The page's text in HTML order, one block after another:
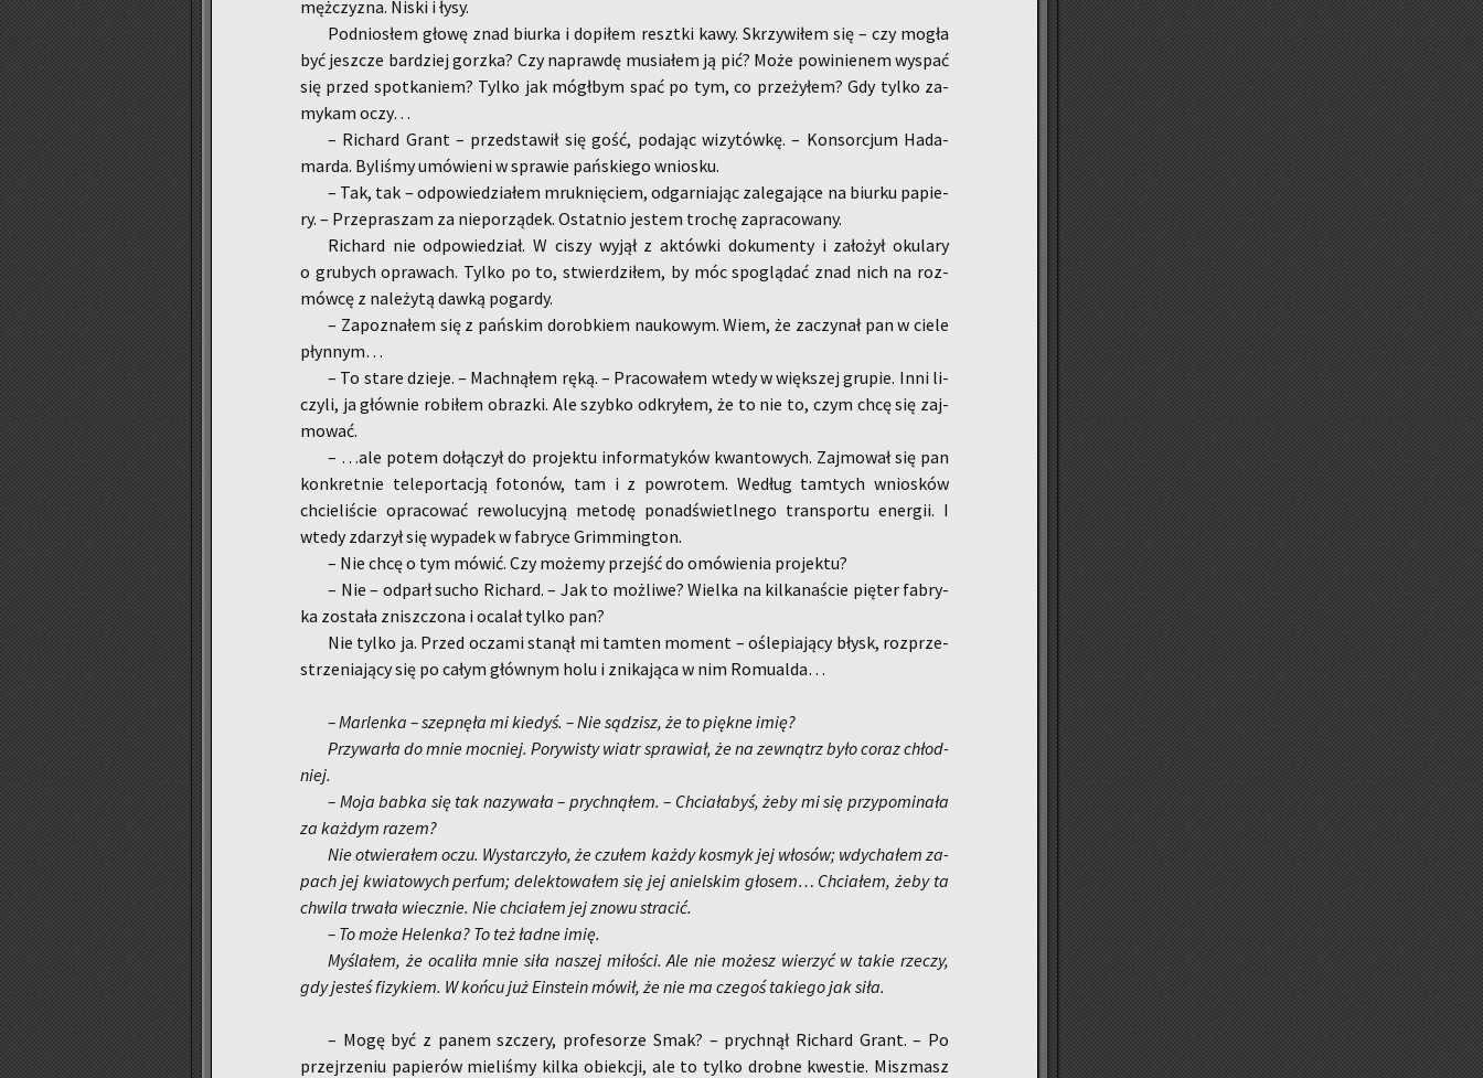
męż­czy­zna. Niski i łysy.
Pod­nio­słem głowę znad biur­ka i do­pi­łem reszt­ki kawy. Skrzy­wi­łem się – czy mogła
być jesz­cze bar­dziej gorz­ka? Czy na­praw­dę mu­sia­łem ją pić? Może po­wi­nie­nem wy­spać
się przed spo­tka­niem? Tylko jak mógł­bym spać po tym, co prze­ży­łem? Gdy tylko za­
my­kam oczy…
– Ri­chard Grant – przed­sta­wił się gość, po­da­jąc wi­zy­tów­kę. – Kon­sor­cjum Ha­da­
mar­da. By­li­śmy umó­wie­ni w spra­wie pań­skie­go wnio­sku.
– Tak, tak – od­po­wie­dzia­łem mruk­nię­ciem, od­gar­nia­jąc za­le­ga­ją­ce na biur­ku pa­pie­
ry. – Prze­pra­szam za nie­po­rzą­dek. Ostat­nio je­stem tro­chę za­pra­co­wa­ny.
Ri­chard nie od­po­wie­dział. W ciszy wyjął z ak­tów­ki do­ku­men­ty i za­ło­żył oku­la­ry
o gru­bych opra­wach. Tylko po to, stwier­dzi­łem, by móc spo­glą­dać znad nich na roz­
mów­cę z na­le­ży­tą dawką po­gar­dy.
– Za­po­zna­łem się z pań­skim do­rob­kiem na­uko­wym. Wiem, że za­czy­nał pan w ciele
płyn­nym…
– To stare dzie­je. – Mach­ną­łem ręką. – Pra­co­wa­łem wtedy w więk­szej gru­pie. Inni li­
czy­li, ja głów­nie ro­bi­łem ob­raz­ki. Ale szyb­ko od­kry­łem, że to nie to, czym chcę się zaj­
mo­wać.
– …ale potem do­łą­czył do pro­jek­tu in­for­ma­ty­ków kwan­to­wych. Zaj­mo­wał się pan
kon­kret­nie te­le­por­ta­cją fo­to­nów, tam i z po­wro­tem. We­dług tam­tych wnio­sków
chcie­li­ście opra­co­wać re­wo­lu­cyj­ną me­to­dę po­nad­świetl­ne­go trans­por­tu ener­gii. I
wtedy zda­rzył się wy­pa­dek w fa­bry­ce Grim­ming­ton.
– Nie chcę o tym mówić. Czy mo­że­my przejść do omó­wie­nia pro­jek­tu?
– Nie – od­parł sucho Ri­chard. – Jak to moż­li­we? Wiel­ka na kil­ka­na­ście pię­ter fa­bry­
ka zo­sta­ła znisz­czo­na i oca­lał tylko pan?
Nie tylko ja. Przed ocza­mi sta­nął mi tam­ten mo­ment – ośle­pia­ją­cy błysk, roz­prze­
strze­nia­ją­cy się po całym głów­nym holu i zni­ka­ją­ca w nim Ro­mu­al­da…
– Mar­len­ka – szep­nę­ła mi kie­dyś. – Nie są­dzisz, że to pięk­ne imię?
Przy­war­ła do mnie moc­niej. Po­ry­wi­sty wiatr spra­wiał, że na ze­wnątrz było coraz chłod­
niej.
– Moja babka się tak na­zy­wa­ła – prych­ną­łem. – Chcia­ła­byś, żeby mi się przy­po­mi­na­ła
za każ­dym razem?
Nie otwie­ra­łem oczu. Wy­star­czy­ło, że czu­łem każdy ko­smyk jej wło­sów; wdy­cha­łem za­
pach jej kwia­to­wych per­fum; de­lek­to­wa­łem się jej aniel­skim gło­sem… Chcia­łem, żeby ta
chwi­la trwa­ła wiecz­nie. Nie chcia­łem jej znowu stra­cić.
– To może He­len­ka? To też ładne imię.
My­śla­łem, że oca­li­ła mnie siła na­szej mi­ło­ści. Ale nie mo­żesz wie­rzyć w takie rze­czy,
gdy je­steś fi­zy­kiem. W końcu już Ein­ste­in mówił, że nie ma cze­goś ta­kie­go jak siła.
– Mogę być z panem szcze­ry, pro­fe­so­rze Smak? – prych­nął Ri­chard Grant. – Po
przej­rze­niu pa­pie­rów mie­li­śmy kilka obiek­cji, ale to tylko drob­ne kwe­stie. Misz­masz